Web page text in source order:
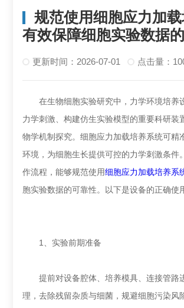
规范使用细胞应力加
有效保障细胞实验数据
更新时间：2026-07-01 点击量：
在生物细胞实验研究中，力学环境培养
力学刺激、构建仿生实验模型的重要科研装
物学机制探究。细胞应力加载培养系统可精
环境，为细胞生长提供可控的力学刺激条件
作流程，能够规范使用细胞应力加载培养系
胞实验数据的可靠性。以下是设备的正确使
1、实验前期准备
提前对设备腔体、培养模具、连接管路
理，去除残留杂质与细菌，规避细胞污染风